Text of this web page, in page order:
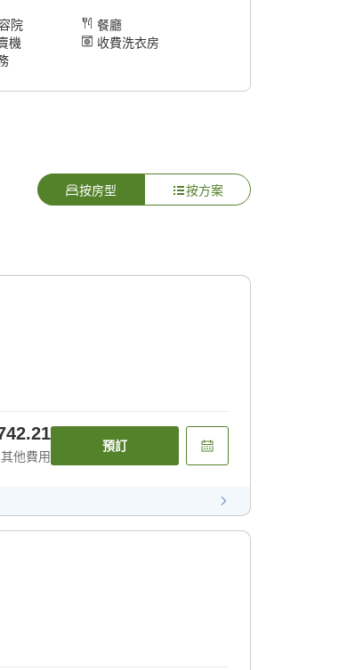
院
餐廳
機
收費洗衣房
按房型 按方案
他費用
預訂